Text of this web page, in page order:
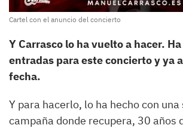
Cartel con el anuncio del concierto
Y Carrasco lo ha vuelto a hacer.
entradas para este concierto y ya
fecha.
Y para hacerlo, lo ha hecho con
campaña donde recupera, 30 años